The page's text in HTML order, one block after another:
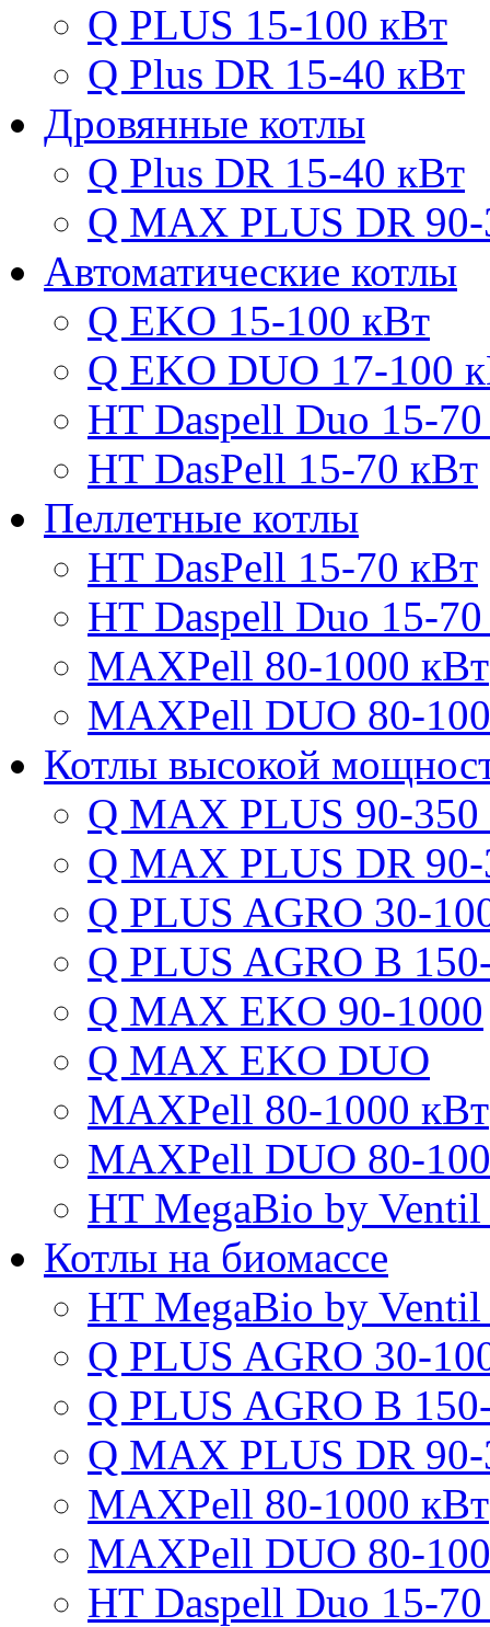
Q PLUS 15-100 кВт
Q Plus DR 15-40 кВт
Дровянные котлы
Q Plus DR 15-40 кВт
Q MAX PLUS DR
Автоматические котлы
Q EKO 15-100 кВт
Q EKO DUO 17-100
HT Daspell Duo 15-
HT DasPell 15-70 кВт
Пеллетные котлы
HT DasPell 15-70 кВт
HT Daspell Duo 15-
MAXPell 80-1000 кВт
MAXPell DUO 80-
Котлы высокой
Q MAX PLUS 90-350
Q MAX PLUS DR
Q PLUS AGRO 30-
Q PLUS AGRO B
Q MAX EKO 90-1000
Q MAX EKO DUO
MAXPell 80-1000 кВт
MAXPell DUO 80-
HT MegaBio by
Котлы на биомассе
HT MegaBio by
Q PLUS AGRO 30-
Q PLUS AGRO B
Q MAX PLUS DR
MAXPell 80-1000 кВт
MAXPell DUO 80-
HT Daspell Duo 15-